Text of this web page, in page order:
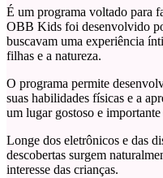
É um programa voltado para
OBB Kids foi desenvolvido
buscavam uma experiência
filhas e a natureza.
O programa permite
suas habilidades físicas e a
um lugar gostoso e importante
Longe dos eletrônicos e das
descobertas surgem
interesse das crianças.